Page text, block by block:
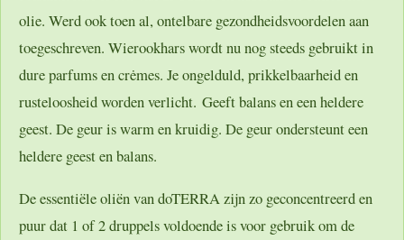
olie. Werd ook toen al, ontelbare gezondheidsvoordelen aan
toegeschreven. Wierookhars wordt nu nog steeds gebruikt in
dure parfums en crėmes. Je ongelduld, prikkelbaarheid en
rusteloosheid worden verlicht. Geeft balans en een heldere
geest. De geur is warm en kruidig. De geur ondersteunt een
heldere geest en balans.
De essentiële oliën van doTERRA zijn zo geconcentreerd en
puur dat 1 of 2 druppels voldoende is voor gebruik om de